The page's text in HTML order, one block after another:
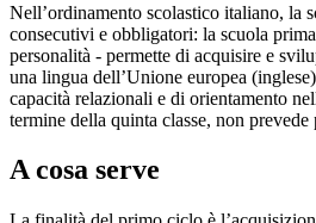
Nell’ordinamento scolastico italiano, la
consecutivi e obbligatori: la scuola
personalità - permette di acquisire e
una lingua dell’Unione europea
capacità relazionali e di orientamento
termine della quinta classe, non
A cosa serve